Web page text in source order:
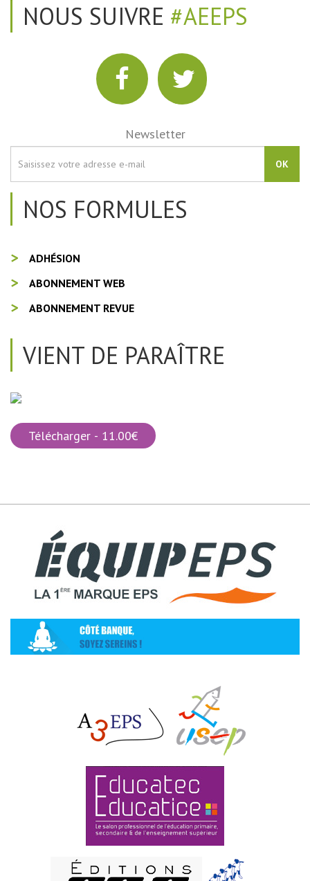
NOUS SUIVRE #AEEPS
Newsletter
OK
NOS FORMULES
ADHÉSION
ABONNEMENT WEB
ABONNEMENT REVUE
VIENT DE PARAÎTRE
Télécharger - 11.00€